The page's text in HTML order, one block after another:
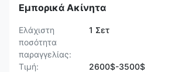
Εμπορικά Ακίνητα
Ελάχιστη
ποσότητα
παραγγελίας:
1 Σετ
Τιμή:
2600$-3500$